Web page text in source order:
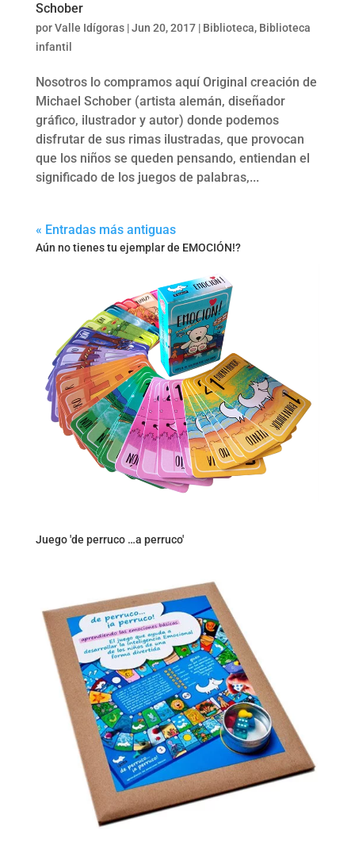
Schober
porValle Idígoras|Jun 20, 2017| Biblioteca, Biblioteca
infantil
Nosotros lo compramos aquí Original creación de
Michael Schober (artista alemán, diseñador
gráfico, ilustrador y autor) donde podemos
disfrutar de sus rimas ilustradas, que provocan
que los niños se queden pensando, entiendan el
significado de los juegos de palabras,...
« Entradas más antiguas
Aún no tienes tu ejemplar de EMOCIÓN!?
Juego 'de perruco …a perruco'